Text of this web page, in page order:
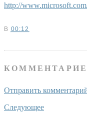
http://
В 00:12
Отправить
Следующее